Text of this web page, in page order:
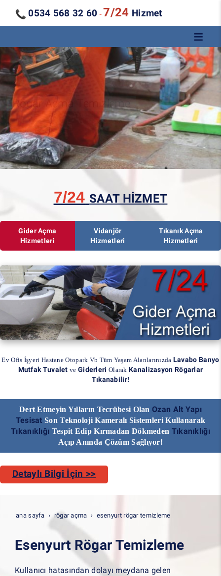
0534 568 32 60 - 7/24 Hizmet
Kanal Açma Temizleme
7/24 SAAT HİZMET
Gider Açma
Hizmetleri
Vidanjör
Hizmetleri
Tıkanık Açma
Hizmetleri
Ev Ofis İşyeri Hastane Otopark Vb Tüm Yaşam Alanlarınızda Lavabo Banyo
Mutfak Tuvalet ve Giderleri Olarak Kanalizasyon Rögarlar
Tıkanabilir!
Dert Etmeyin Yılların Tecrübesi OlanOzan Alt Yapı
Tesisat Son Teknoloji Kameralı Sistemleri Kullanarak
Tıkanıklığı Tespit Edip Kırmadan Dökmeden Tıkanıklığı
Açıp Anında Çözüm Sağlıyor!
Detaylı Bilgi İçin >>
ana sayfa rögar açma esenyurt rögar temizleme
Esenyurt Rögar Temizleme
Kullanıcı hatasından dolayı meydana gelen